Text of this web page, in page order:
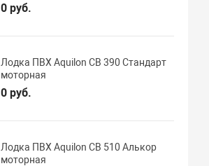
0 руб.
Лодка ПВХ Aquilon CB 390 Стандарт
моторная
0 руб.
Лодка ПВХ Aquilon CB 510 Алькор
моторная